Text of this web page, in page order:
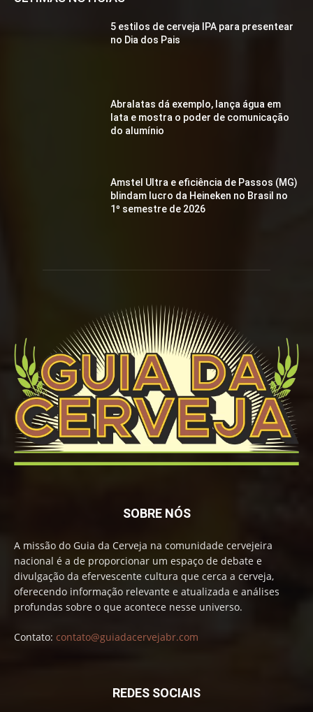
5 estilos de cerveja IPA para presentear
no Dia dos Pais
Abralatas dá exemplo, lança água em
lata e mostra o poder de comunicação
do alumínio
Amstel Ultra e eficiência de Passos (MG)
blindam lucro da Heineken no Brasil no
1º semestre de 2026
SOBRE NÓS
A missão do Guia da Cerveja na comunidade cervejeira
nacional é a de proporcionar um espaço de debate e
divulgação da efervescente cultura que cerca a cerveja,
oferecendo informação relevante e atualizada e análises
profundas sobre o que acontece nesse universo.
Contato: contato@guiadacervejabr.com
REDES SOCIAIS